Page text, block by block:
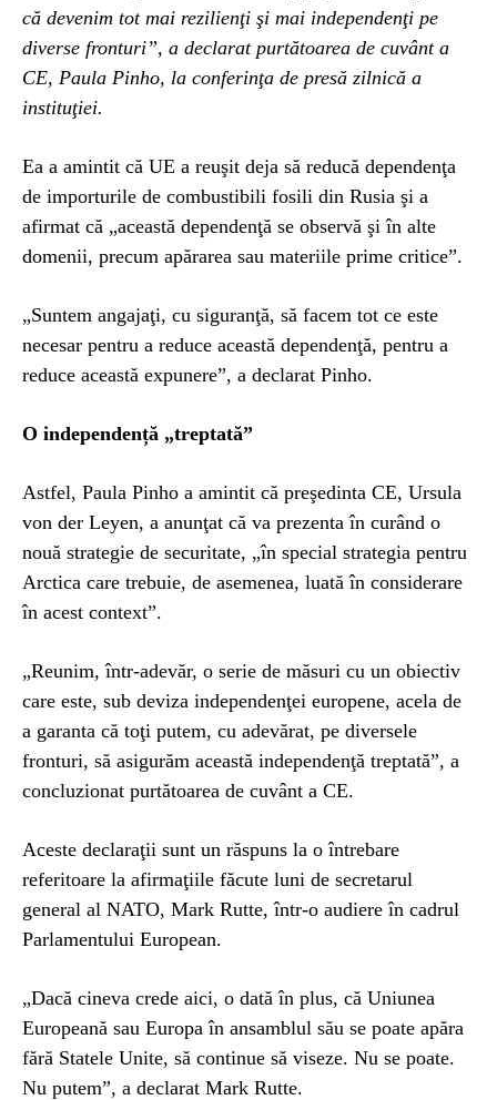
că devenim tot mai rezilienţi şi mai independenţi pe
diverse fronturi”, a declarat purtătoarea de cuvânt a
CE, Paula Pinho, la conferinţa de presă zilnică a
instituţiei.
Ea a amintit că UE a reuşit deja să reducă dependenţa
de importurile de combustibili fosili din Rusia şi a
afirmat că „această dependenţă se observă şi în alte
domenii, precum apărarea sau materiile prime critice”.
„Suntem angajaţi, cu siguranţă, să facem tot ce este
necesar pentru a reduce această dependenţă, pentru a
reduce această expunere”, a declarat Pinho.
O independență „treptată”
Astfel, Paula Pinho a amintit că preşedinta CE, Ursula
von der Leyen, a anunţat că va prezenta în curând o
nouă strategie de securitate, „în special strategia pentru
Arctica care trebuie, de asemenea, luată în considerare
în acest context”.
„Reunim, într-adevăr, o serie de măsuri cu un obiectiv
care este, sub deviza independenţei europene, acela de
a garanta că toţi putem, cu adevărat, pe diversele
fronturi, să asigurăm această independenţă treptată”, a
concluzionat purtătoarea de cuvânt a CE.
Aceste declaraţii sunt un răspuns la o întrebare
referitoare la afirmaţiile făcute luni de secretarul
general al NATO, Mark Rutte, într-o audiere în cadrul
Parlamentului European.
„Dacă cineva crede aici, o dată în plus, că Uniunea
Europeană sau Europa în ansamblul său se poate apăra
fără Statele Unite, să continue să viseze. Nu se poate.
Nu putem”, a declarat Mark Rutte.